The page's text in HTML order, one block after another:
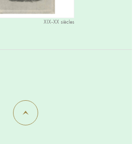
XIX-XX siècles